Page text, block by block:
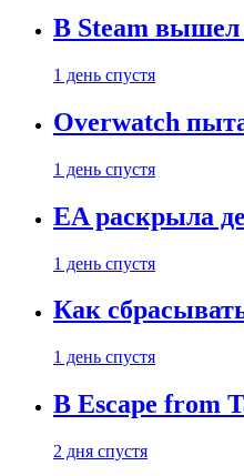
В Steam вышел
1 день спустя
Overwatch
1 день спустя
EA раскрыла
1 день спустя
Как
1 день спустя
В Escape from
2 дня спустя